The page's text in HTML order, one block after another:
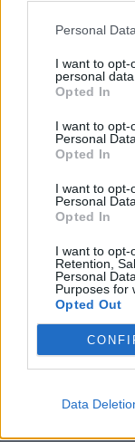
Personal
I want to opt-
personal data.
Opted In
I want to opt-
Personal Data.
Opted In
I want to opt-
Personal
Opted In
I want to opt-
Retention,
Personal
Purposes for
Opted Out
Data